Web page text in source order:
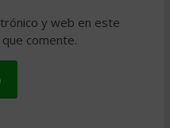
y web en este
comente.